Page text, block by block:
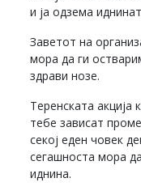
и ја одзема
Заветот на
мора да ги
здрави нозе.
Теренската акција
тебе зависат
секој еден човек
сегашноста мора
иднина.